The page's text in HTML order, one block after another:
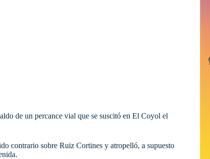
de un percance vial que se suscitó en El Coyol el
contrario sobre Ruiz Cortines y atropelló, a supuesto